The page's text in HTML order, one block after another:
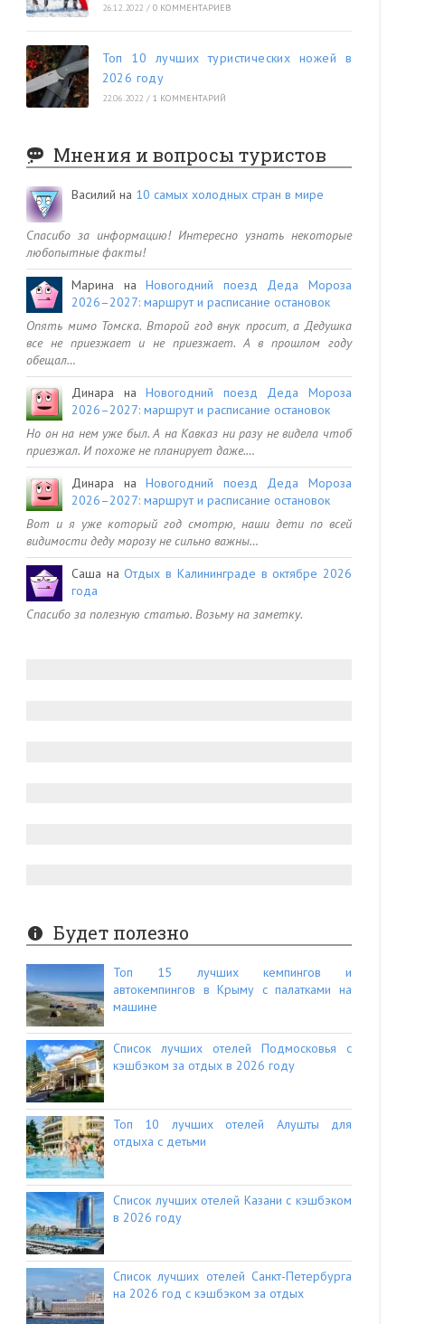
26.12.2022 / 0 КОММЕНТАРИЕВ
Топ 10 лучших туристических ножей в
2026 году
22.06.2022 / 1 КОММЕНТАРИЙ
Мнения и вопросы туристов
Василий на 10 самых холодных стран в мире
Спасибо за информацию! Интересно узнать некоторые
любопытные факты!
Марина наНовогодний поезд Деда Мороза
2026–2027: маршрут и расписание остановок
Опять мимо Томска. Второй год внук просит, а Дедушка
все не приезжает и не приезжает. А в прошлом году
обещал…
Динара наНовогодний поезд Деда Мороза
2026–2027: маршрут и расписание остановок
Но он на нем уже был. А на Кавказ ни разу не видела чтоб
приезжал. И похоже не планирует даже.…
Динара наНовогодний поезд Деда Мороза
2026–2027: маршрут и расписание остановок
Вот и я уже который год смотрю, наши дети по всей
видимости деду морозу не сильно важны…
Саша наОтдых в Калининграде в октябре 2026
года
Спасибо за полезную статью. Возьму на заметку.
Будет полезно
Топ 15 лучших кемпингов и
автокемпингов в Крыму с палатками на
машине
Список лучших отелей Подмосковья с
кэшбэком за отдых в 2026 году
Топ 10 лучших отелей Алушты для
отдыха с детьми
Список лучших отелей Казани с кэшбэком
в 2026 году
Список лучших отелей Санкт-Петербурга
на 2026 год с кэшбэком за отдых